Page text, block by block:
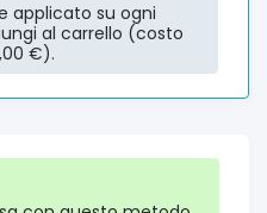
applicato su ogni
al carrello (costo
€).